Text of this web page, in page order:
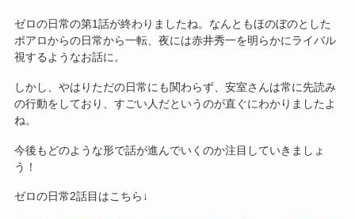
ゼロの日常の第1話が終わりましたね。なんともほのぼのとした
ポアロからの日常から一転、夜には赤井秀一を明らかにライバル
視するようなお話に。
しかし、やはりただの日常にも関わらず、安室さんは常に先読み
の行動をしており、すごい人だというのが直ぐにわかりましたよ
ね。
今後もどのような形で話が進んでいくのか注目していきましょ
う！
ゼロの日常2話目はこちら↓